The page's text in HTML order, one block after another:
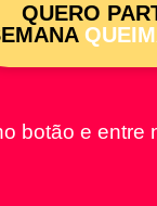
QUERO
botão e entre